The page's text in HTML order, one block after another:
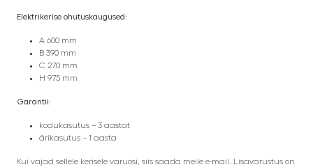
Elektrikerise ohutuskaugused:
A 600 mm
B 390 mm
C 270 mm
H 975 mm
Garantii:
kodukasutus – 3 aastat
ärikasutus – 1 aasta
Kui vajad sellele kerisele varuosi, siis saada meile e-mail. Lisavarustus on